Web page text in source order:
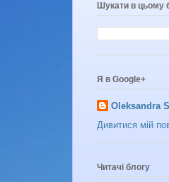
Шукати в цьому
Я в Google+
Oleksandra
Дивитися мій
Читачі блогу